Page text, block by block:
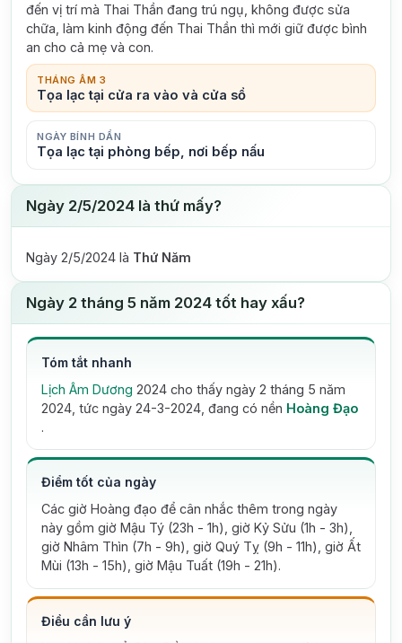
đến vị trí mà Thai Thần đang trú ngụ, không được sửa
chữa, làm kinh động đến Thai Thần thì mới giữ được bình
an cho cả mẹ và con.
THÁNG ÂM 3
Tọa lạc tại cửa ra vào và cửa sổ
NGÀY BÍNH DẦN
Tọa lạc tại phòng bếp, nơi bếp nấu
Ngày 2/5/2024 là thứ mấy?
Ngày 2/5/2024 là Thứ Năm
Ngày 2 tháng 5 năm 2024 tốt hay xấu?
Tóm tắt nhanh
Lịch Âm Dương 2024 cho thấy ngày 2 tháng 5 năm
2024, tức ngày 24-3-2024, đang có nền Hoàng Đạo
.
Điểm tốt của ngày
Các giờ Hoàng đạo để cân nhắc thêm trong ngày
này gồm giờ Mậu Tý (23h - 1h), giờ Kỷ Sửu (1h - 3h),
giờ Nhâm Thìn (7h - 9h), giờ Quý Tỵ (9h - 11h), giờ Ất
Mùi (13h - 15h), giờ Mậu Tuất (19h - 21h).
Điều cần lưu ý